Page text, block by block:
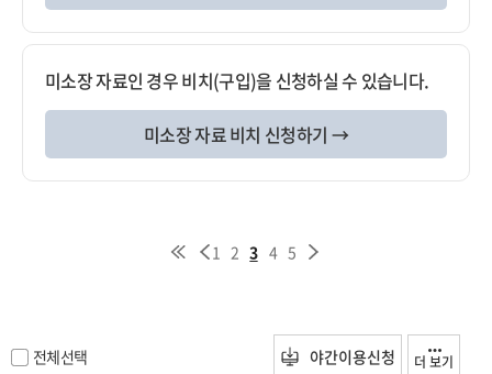
미소장 자료인 경우 비치(구입)을 신청하실 수 있습니다.
미소장 자료 비치 신청하기 →
1 2 3 4 5
전체선택 야간이용신청 더 보기